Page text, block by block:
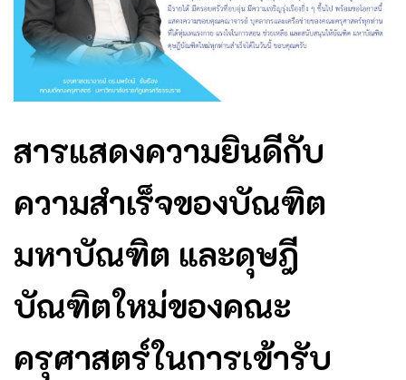
สารแสดงความยินดีกับ
ความสำเร็จของบัณฑิต
มหาบัณฑิต และดุษฎี
บัณฑิตใหม่ของคณะ
ครุศาสตร์ในการเข้ารับ